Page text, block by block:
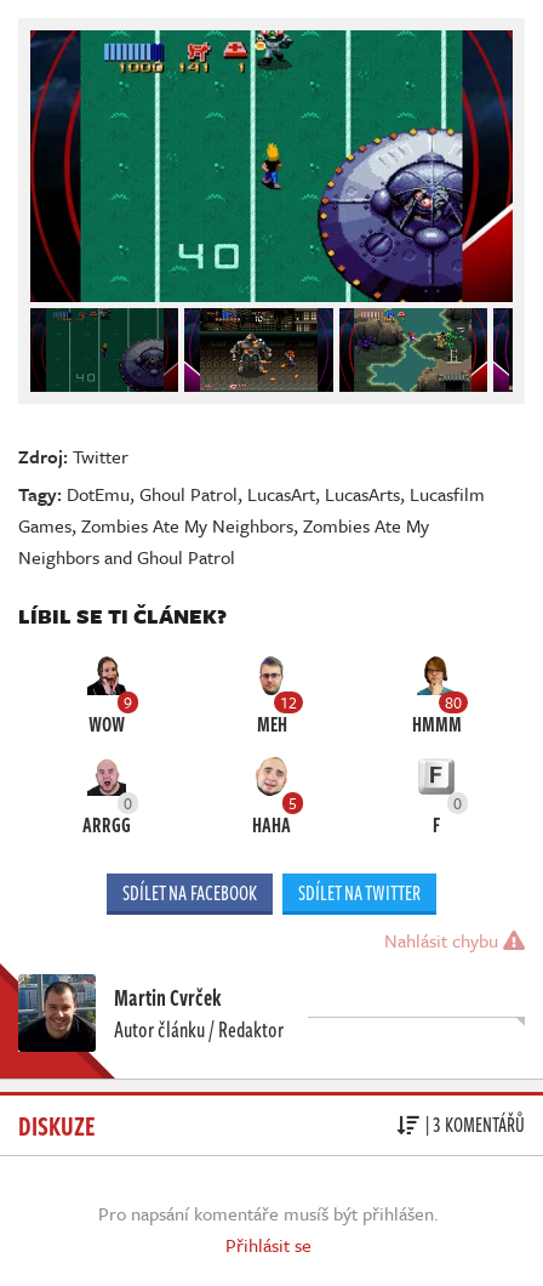
Zdroj:Twitter
Tagy: DotEmu,Ghoul Patrol, LucasArt, LucasArts, Lucasfilm
Games,Zombies Ate My Neighbors,Zombies Ate My
Neighbors and Ghoul Patrol
LÍBIL SE TI ČLÁNEK?
9
WOW
12
MEH
80
HMMM
0
ARRGG
5
HAHA
0
F
SDÍLET NA FACEBOOK SDÍLET NA TWITTER
Nahlásit chybu
Martin Cvrček
Autor článku / Redaktor
DISKUZE | 3 KOMENTÁŘŮ
Pro napsání komentáře musíš být přihlášen.
Přihlásit se